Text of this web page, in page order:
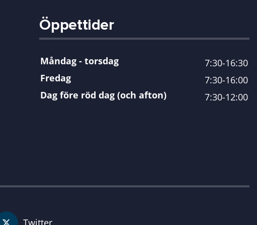
Öppettider
Måndag - torsdag
7:30-16:30
Fredag
7:30-16:00
Dag före röd dag (och afton)
7:30-12:00
Twitter